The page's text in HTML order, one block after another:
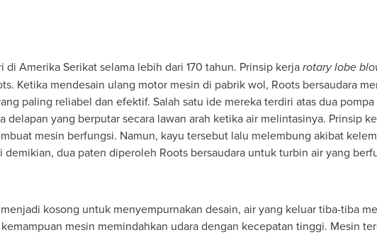
Amerika Serikat selama lebih dari 170 tahun. Prinsip kerjarotary lobe
Ketika mendesain ulang motor mesin di pabrik wol, Roots bersaudara
paling reliabel dan efektif. Salah satu ide mereka terdiri atas dua
yang berputar secara lawan arah ketika air melintasinya. Prinsip
mesin berfungsi. Namun, kayu tersebut lalu melembung akibat
dua paten diperoleh Roots bersaudara untuk turbin air yang
kosong untuk menyempurnakan desain, air yang keluar tiba-tiba
mesin memindahkan udara dengan kecepatan tinggi. Mesin